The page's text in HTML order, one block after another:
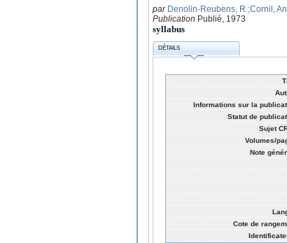
par Denolin-Reubens, R. ;Cornil,
Publication Publié, 1973
syllabus
DÉTAILS
Informations sur la
Statut de
Sujet
Volumes/
Note
Cote de